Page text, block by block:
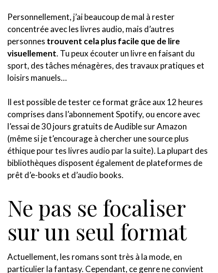
Personnellement, j’ai beaucoup de mal à rester
concentrée avec les livres audio, mais d’autres
personnes trouvent cela plus facile que de lire
visuellement. Tu peux écouter un livre en faisant du
sport, des tâches ménagères, des travaux pratiques et
loisirs manuels…
Il est possible de tester ce format grâce aux 12 heures
comprises dans l’abonnement Spotify, ou encore avec
l’essai de 30 jours gratuits de Audible sur Amazon
(même si je t’encourage à chercher une source plus
éthique pour tes livres audio par la suite). La plupart des
bibliothèques disposent également de plateformes de
prêt d’e-books et d’audio books.
Ne pas se focaliser
sur un seul format
Actuellement, les romans sont très à la mode, en
particulier la fantasy. Cependant, ce genre ne convient